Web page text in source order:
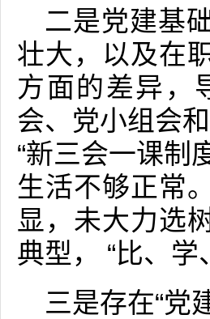
二是党建基
壮大，以及在
方面的差异，
会、党小组会
“新三会一课制
生活不够正常
显，未大力选
典型， “比、
三是存在“党